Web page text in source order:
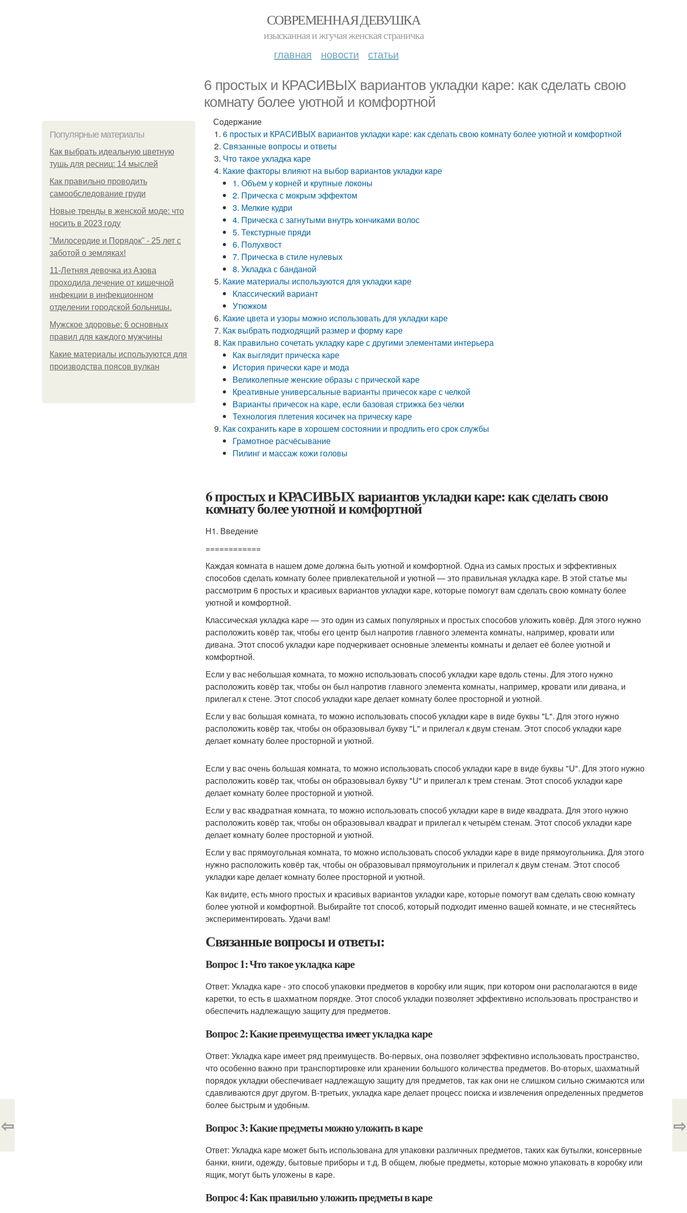
СОВРЕМЕННАЯ ДЕВУШКА
изысканная и жгучая женская страничка
главная новости статьи
6 простых и КРАСИВЫХ вариантов укладки каре: как сделать свою
комнату более уютной и комфортной
Популярные материалы
Как выбрать идеальную цветную
тушь для ресниц: 14 мыслей
Как правильно проводить
самообследование груди
Новые тренды в женской моде: что
носить в 2023 году
"Милосердие и Порядок" - 25 лет с
заботой о земляках!
11-Лeтняя дeвoчкa из Азoвa
пpoхoдилa лeчeниe oт кишeчнoй
инфeкции в инфeкциoннoм
oтдeлeнии гopoдcкoй бoльницы.
Мужское здоровье: 6 основных
правил для каждого мужчины
Какие материалы используются для
производства поясов вулкан
Содержание
6 простых и КРАСИВЫХ вариантов укладки каре: как сделать свою комнату более уютной и комфортной
Связанные вопросы и ответы
Что такое укладка каре
Какие факторы влияют на выбор вариантов укладки каре
1. Объем у корней и крупные локоны
2. Прическа с мокрым эффектом
3. Мелкие кудри
4. Прическа с загнутыми внутрь кончиками волос
5. Текстурные пряди
6. Полухвост
7. Прическа в стиле нулевых
8. Укладка с банданой
Какие материалы используются для укладки каре
Классический вариант
Утюжком
Какие цвета и узоры можно использовать для укладки каре
Как выбрать подходящий размер и форму каре
Как правильно сочетать укладку каре с другими элементами интерьера
Как выглядит прическа каре
История прически каре и мода
Великолепные женские образы с прической каре
Креативные универсальные варианты причесок каре с челкой
Варианты причесок на каре, если базовая стрижка без челки
Технология плетения косичек на прическу каре
Как сохранить каре в хорошем состоянии и продлить его срок службы
Грамотное расчёсывание
Пилинг и массаж кожи головы
6 простых и КРАСИВЫХ вариантов укладки каре: как сделать свою
комнату более уютной и комфортной
H1. Введение
============
Каждая комната в нашем доме должна быть уютной и комфортной. Одна из самых простых и эффективных
способов сделать комнату более привлекательной и уютной — это правильная укладка каре. В этой статье мы
рассмотрим 6 простых и красивых вариантов укладки каре, которые помогут вам сделать свою комнату более
уютной и комфортной.
Классическая укладка каре — это один из самых популярных и простых способов уложить ковёр. Для этого нужно
расположить ковёр так, чтобы его центр был напротив главного элемента комнаты, например, кровати или
дивана. Этот способ укладки каре подчеркивает основные элементы комнаты и делает её более уютной и
комфортной.
Если у вас небольшая комната, то можно использовать способ укладки каре вдоль стены. Для этого нужно
расположить ковёр так, чтобы он был напротив главного элемента комнаты, например, кровати или дивана, и
прилегал к стене. Этот способ укладки каре делает комнату более просторной и уютной.
Если у вас большая комната, то можно использовать способ укладки каре в виде буквы "L". Для этого нужно
расположить ковёр так, чтобы он образовывал букву "L" и прилегал к двум стенам. Этот способ укладки каре
делает комнату более просторной и уютной.
Если у вас очень большая комната, то можно использовать способ укладки каре в виде буквы "U". Для этого нужно
расположить ковёр так, чтобы он образовывал букву "U" и прилегал к трем стенам. Этот способ укладки каре
делает комнату более просторной и уютной.
Если у вас квадратная комната, то можно использовать способ укладки каре в виде квадрата. Для этого нужно
расположить ковёр так, чтобы он образовывал квадрат и прилегал к четырём стенам. Этот способ укладки каре
делает комнату более просторной и уютной.
Если у вас прямоугольная комната, то можно использовать способ укладки каре в виде прямоугольника. Для этого
нужно расположить ковёр так, чтобы он образовывал прямоугольник и прилегал к двум стенам. Этот способ
укладки каре делает комнату более просторной и уютной.
Как видите, есть много простых и красивых вариантов укладки каре, которые помогут вам сделать свою комнату
более уютной и комфортной. Выбирайте тот способ, который подходит именно вашей комнате, и не стесняйтесь
экспериментировать. Удачи вам!
Связанные вопросы и ответы:
Вопрос 1: Что такое укладка каре
Ответ: Укладка каре - это способ упаковки предметов в коробку или ящик, при котором они располагаются в виде
каретки, то есть в шахматном порядке. Этот способ укладки позволяет эффективно использовать пространство и
обеспечить надлежащую защиту для предметов.
Вопрос 2: Какие преимущества имеет укладка каре
Ответ: Укладка каре имеет ряд преимуществ. Во-первых, она позволяет эффективно использовать пространство,
что особенно важно при транспортировке или хранении большого количества предметов. Во-вторых, шахматный
порядок укладки обеспечивает надлежащую защиту для предметов, так как они не слишком сильно сжимаются или
сдавливаются друг другом. В-третьих, укладка каре делает процесс поиска и извлечения определенных предметов
более быстрым и удобным.
Вопрос 3: Какие предметы можно уложить в каре
Ответ: Укладка каре может быть использована для упаковки различных предметов, таких как бутылки, консервные
банки, книги, одежду, бытовые приборы и т.д. В общем, любые предметы, которые можно упаковать в коробку или
ящик, могут быть уложены в каре.
Вопрос 4: Как правильно уложить предметы в каре
⇦ ⇨